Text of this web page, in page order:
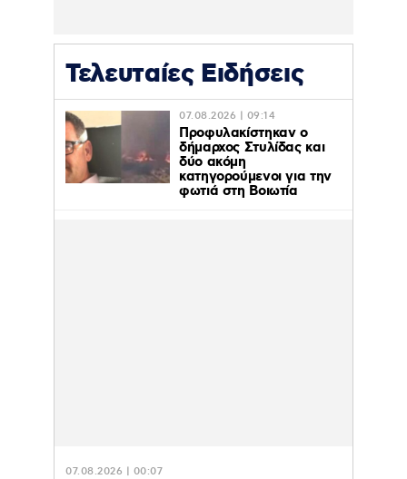
Τελευταίες Ειδήσεις
07.08.2026 | 09:14
Προφυλακίστηκαν ο
δήμαρχος Στυλίδας και
δύο ακόμη
κατηγορούμενοι για την
φωτιά στη Βοιωτία
07.08.2026 | 00:07